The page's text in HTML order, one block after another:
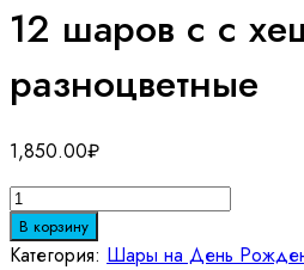
12 шаров с с
разноцветные
1,850.00₽
Количество
товара
12
В корзину
Категория: Шары на День